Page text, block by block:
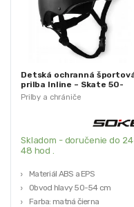
Prilby a chrániče
Detská ochranná
prilba Inline – Skate 50-
54cm S | čierna
Skladom - doručenie do
48 hod .
Materiál ABS a EPS
Obvod hlavy 50-54 cm
Farba: matná čierna